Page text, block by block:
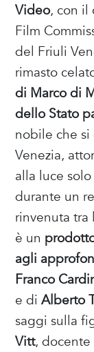
Video, con il
Film
del Friuli
rimasto
di Marco di
dello Stato
nobile che si
Venezia,
alla luce
durante un
rinvenuta
è un
agli
Franco
e diAlberto
saggi sulla
Vitt,